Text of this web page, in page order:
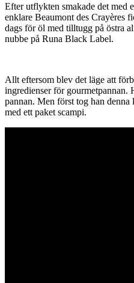
Efter utflykten smakade det med
enklare Beaumont des Crayères
dags för öl med tilltugg på östra
nubbe på Runa Black Label.
Allt eftersom blev det läge att
ingredienser för gourmetpannan.
pannan. Men först tog han
med ett paket scampi.